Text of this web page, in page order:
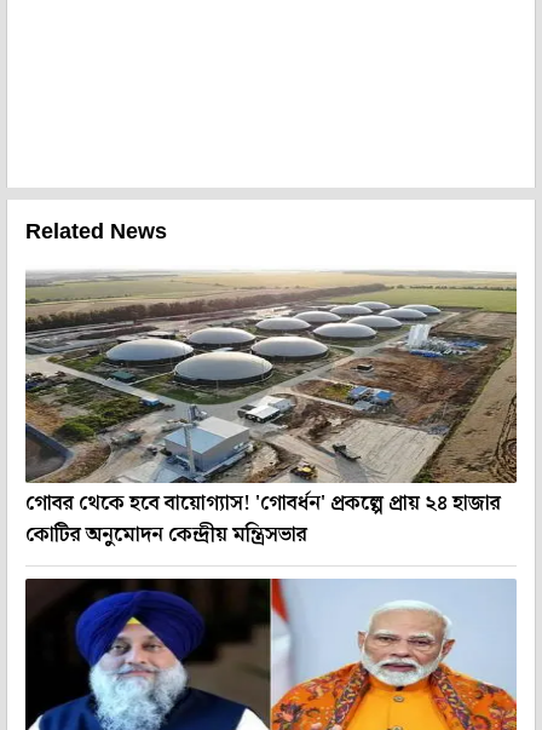
Related News
গোবর থেকে হবে বায়োগ্যাস! 'গোবর্ধন' প্রকল্পে প্রায় ২৪ হাজার
কোটির অনুমোদন কেন্দ্রীয় মন্ত্রিসভার